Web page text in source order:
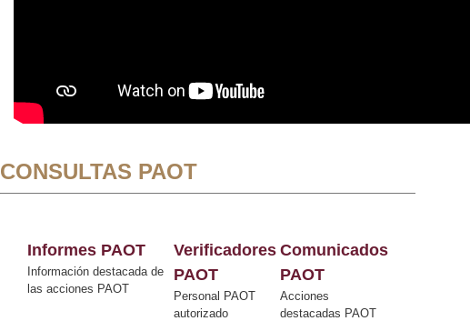
CONSULTAS PAOT
Informes PAOT
Información destacada de
las acciones PAOT
Verificadores
PAOT
Personal PAOT
autorizado
Comunicados
PAOT
Acciones
destacadas PAOT